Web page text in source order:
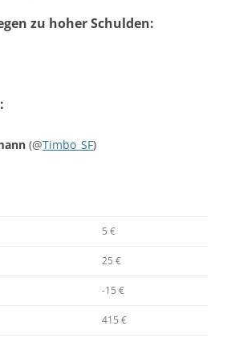
zu hoher Schulden:
(@Timbo_SF)
5 €
25 €
-15 €
415 €